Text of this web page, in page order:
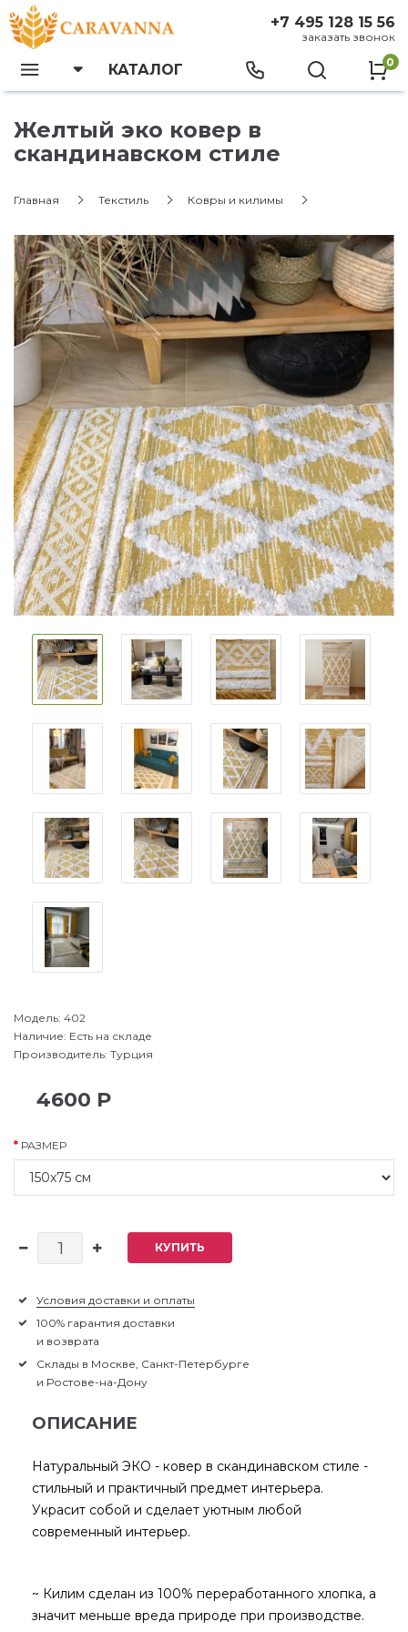
+7 495 128 15 56
заказать звонок
КАТАЛОГ 0
Желтый эко ковер в
скандинавском стиле
Главная Текстиль Ковры и килимы
Модель: 402
Наличие: Есть на складе
Производитель: Турция
4600 Р
РАЗМЕР
КУПИТЬ
Условия доставки и оплаты
100% гарантия доставки
и возврата
Склады в Москве, Санкт-Петербурге
и Ростове-на-Дону
ОПИСАНИЕ
Натуральный ЭКО - ковер в скандинавском стиле -
стильный и практичный предмет интерьера.
Украсит собой и сделает уютным любой
современный интерьер.
~ Килим сделан из 100% переработанного хлопка, а
значит меньше вреда природе при производстве.